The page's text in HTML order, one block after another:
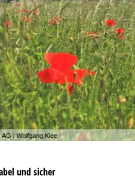
Kontaktseite
und sicher